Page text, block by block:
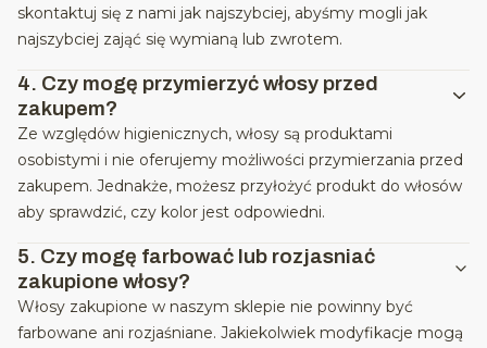
skontaktuj się z nami jak najszybciej, abyśmy mogli jak
najszybciej zająć się wymianą lub zwrotem.
4. Czy mogę przymierzyć włosy przed
zakupem?
Ze względów higienicznych, włosy są produktami
osobistymi i nie oferujemy możliwości przymierzania przed
zakupem. Jednakże, możesz przyłożyć produkt do włosów
aby sprawdzić, czy kolor jest odpowiedni.
5. Czy mogę farbować lub rozjasniać
zakupione włosy?
Włosy zakupione w naszym sklepie nie powinny być
farbowane ani rozjaśniane. Jakiekolwiek modyfikacje mogą